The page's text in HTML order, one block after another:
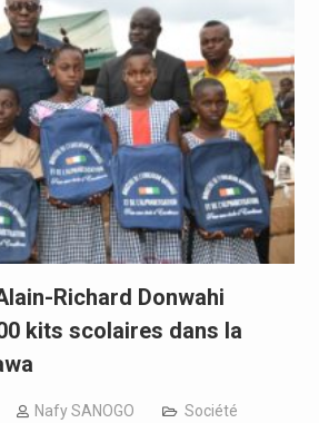
Richard Donwahi
kits scolaires dans la
Nafy SANOGO Société